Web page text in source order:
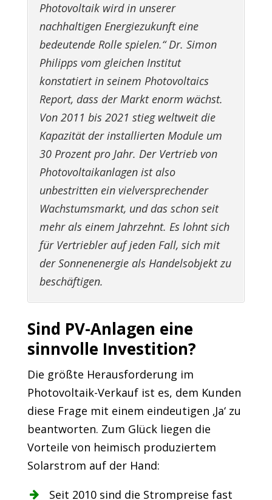
Photovoltaik wird in unserer
nachhaltigen Energiezukunft eine
bedeutende Rolle spielen.“ Dr. Simon
Philipps vom gleichen Institut
konstatiert in seinem Photovoltaics
Report, dass der Markt enorm wächst.
Von 2011 bis 2021 stieg weltweit die
Kapazität der installierten Module um
30 Prozent pro Jahr. Der Vertrieb von
Photovoltaikanlagen ist also
unbestritten ein vielversprechender
Wachstumsmarkt, und das schon seit
mehr als einem Jahrzehnt. Es lohnt sich
für Vertriebler auf jeden Fall, sich mit
der Sonnenenergie als Handelsobjekt zu
beschäftigen.
Sind PV-Anlagen eine
sinnvolle Investition?
Die größte Herausforderung im
Photovoltaik-Verkauf ist es, dem Kunden
diese Frage mit einem eindeutigen ‚Ja‘ zu
beantworten. Zum Glück liegen die
Vorteile von heimisch produziertem
Solarstrom auf der Hand:
Seit 2010 sind die Strompreise fast